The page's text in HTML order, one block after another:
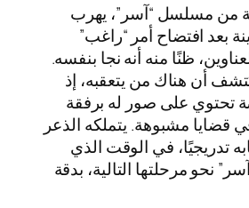
من مسلسل “آسر”، يهرب
بعد افتضاح أمر “راغب”
ظنًا منه أنه نجا بنفسه.
أن هناك من يتعقبه، إذ
تحتوي على صور له برفقة
قضايا مشبوهة. يتملكه الذعر
تدريجيًا، في الوقت الذي
نحو مرحلتها التالية، بدقة